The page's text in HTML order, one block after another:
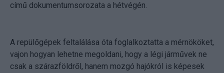
című dokumentumsorozata a hétvégén.
A repülőgépek feltalálása óta foglalkoztatta a mérnököket,
vajon hogyan lehetne megoldani, hogy a légi járművek ne
csak a szárazföldről, hanem mozgó hajókról is képesek